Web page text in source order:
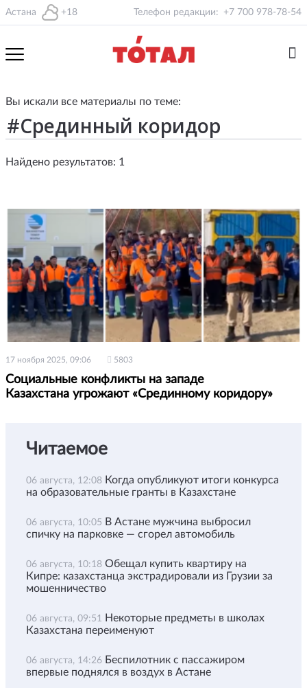
Астана +18 Телефон редакции: +7 700 978-78-54
Вы искали все материалы по теме:
Найдено результатов: 1
17 ноября 2025, 09:06 5803
Социальные конфликты на западе
Казахстана угрожают «Срединному коридору»
Читаемое
06 августа, 12:08 Когда опубликуют итоги конкурса
на образовательные гранты в Казахстане
06 августа, 10:05 В Астане мужчина выбросил
спичку на парковке — сгорел автомобиль
06 августа, 10:18 Обещал купить квартиру на
Кипре: казахстанца экстрадировали из Грузии за
мошенничество
06 августа, 09:51 Некоторые предметы в школах
Казахстана переименуют
06 августа, 14:26 Беспилотник с пассажиром
впервые поднялся в воздух в Астане